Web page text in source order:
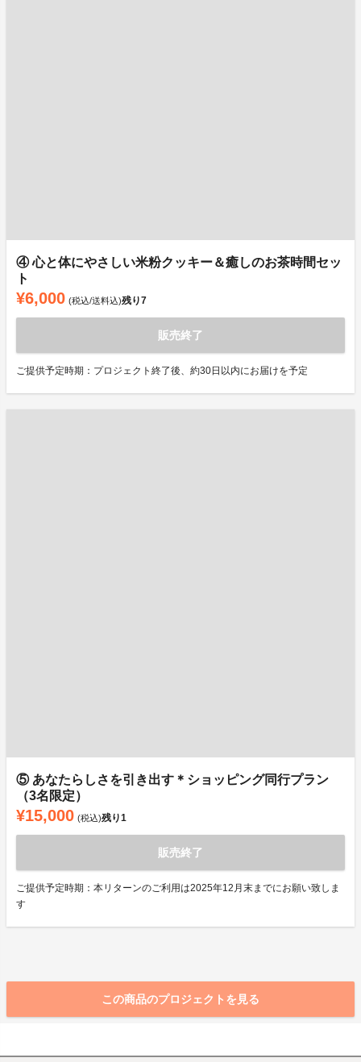
④ 心と体にやさしい米粉クッキー＆癒しのお茶時間セッ
ト
¥6,000 (税込/送料込)残り7
販売終了
ご提供予定時期：プロジェクト終了後、約30日以内にお届けを予定
⑤ あなたらしさを引き出す＊ショッピング同行プラン
（3名限定）
¥15,000 (税込)残り1
販売終了
ご提供予定時期：本リターンのご利用は2025年12月末までにお願い致しま
す
この商品のプロジェクトを見る